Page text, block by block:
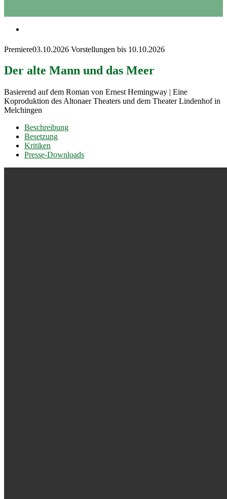
Premiere03.10.2026 Vorstellungen bis 10.10.2026
Der alte Mann und das Meer
Basierend auf dem Roman von Ernest Hemingway | Eine
Koproduktion des Altonaer Theaters und dem Theater Lindenhof in
Melchingen
Beschreibung
Besetzung
Kritiken
Presse-Downloads